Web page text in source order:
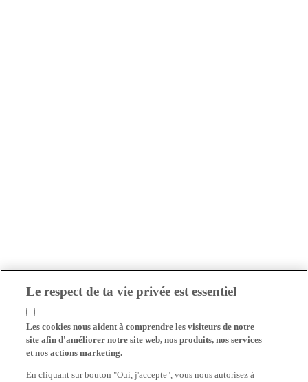
Le respect de ta vie privée est essentiel
Les cookies nous aident à comprendre les visiteurs de notre
site afin d'améliorer notre site web, nos produits, nos services
et nos actions marketing.
En cliquant sur bouton "Oui, j'accepte", vous nous autorisez à